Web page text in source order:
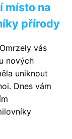
místo na
přírody
vás
nových
uniknout
Dnes vám